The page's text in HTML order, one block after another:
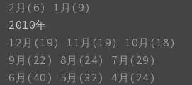
2月(6)
1月(9)
2010年
12月(19)
11月(19)
10月(18)
9月(22)
8月(24)
7月(29)
6月(40)
5月(32)
4月(24)